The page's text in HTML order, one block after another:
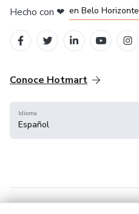
Hecho con ❤ en Belo Horizonte
Conoce Hotmart
Idioma
Español